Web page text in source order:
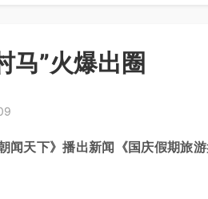
马”火爆出圈
天下》播出新闻《国庆假期旅